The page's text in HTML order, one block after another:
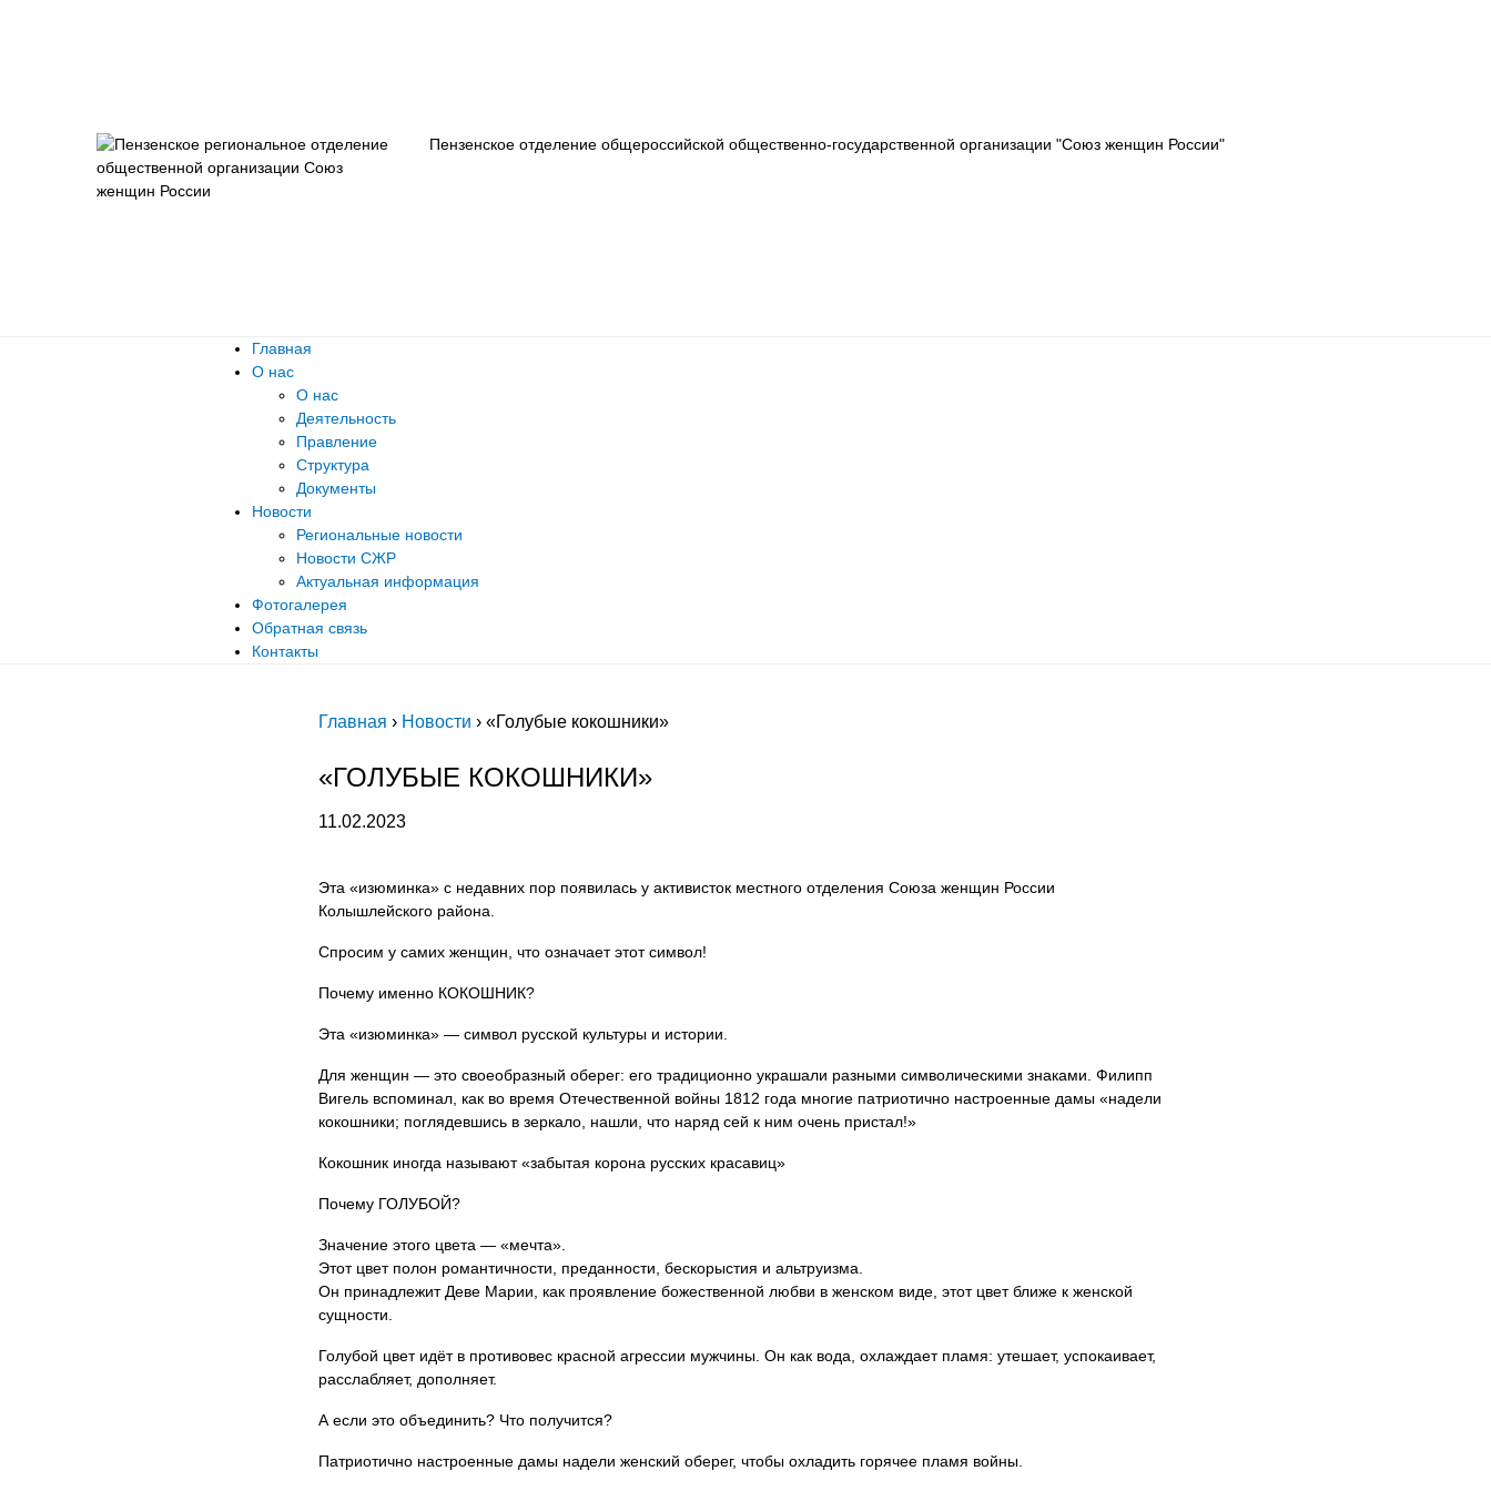
Пензенское отделение общероссийской общественно-государственной организации "Союз женщин России"
Главная
О нас
О нас
Деятельность
Правление
Структура
Документы
Новости
Региональные новости
Новости СЖР
Актуальная информация
Фотогалерея
Обратная связь
Контакты
Главная › Новости › «Голубые кокошники»
«ГОЛУБЫЕ КОКОШНИКИ»
11.02.2023
Эта «изюминка» с недавних пор появилась у активисток местного отделения Союза женщин России
Колышлейского района.
Спросим у самих женщин, что означает этот символ!
Почему именно КОКОШНИК?
Эта «изюминка» — символ русской культуры и истории.
Для женщин — это своеобразный оберег: его традиционно украшали разными символическими знаками. Филипп
Вигель вспоминал, как во время Отечественной войны 1812 года многие патриотично настроенные дамы «надели
кокошники; поглядевшись в зеркало, нашли, что наряд сей к ним очень пристал!»
Кокошник иногда называют «забытая корона русских красавиц»
Почему ГОЛУБОЙ?
Значение этого цвета — «мечта».
Этот цвет полон романтичности, преданности, бескорыстия и альтруизма.
Он принадлежит Деве Марии, как проявление божественной любви в женском виде, этот цвет ближе к женской
сущности.
Голубой цвет идёт в противовес красной агрессии мужчины. Он как вода, охлаждает пламя: утешает, успокаивает,
расслабляет, дополняет.
А если это объединить? Что получится?
Патриотично настроенные дамы надели женский оберег, чтобы охладить горячее пламя войны.